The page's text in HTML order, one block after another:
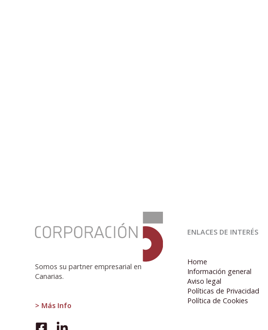
Somos su partner empresarial en
Canarias.
> Más Info
Presentación
del
Coyuntura
ENLACES DE INTERÉS
Home
Información general
Aviso legal
Políticas de Privacidad
Política de Cookies